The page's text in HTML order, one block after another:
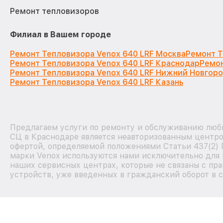
Ремонт тепловизоров
Филиал в Вашем городе
Ремонт Тепловизора Venox 640 LRF МоскваРемонт
Ремонт Тепловизора Venox 640 LRF Краснодар
Ремонт Тепловизора Venox 640 LRF Нижний
Ремонт Тепловизора Venox 640 LRF Казань
Предлагаем услуги по ремонту и обслуживанию
СЦ в Краснодаре является неавторизованным
офертой, определяемой положениями Статьи 437(2)
марки Venox используются нами исключительно
наших сервисных центрах, которые не связаны с
устройств, уже введенных в гражданский оборот в